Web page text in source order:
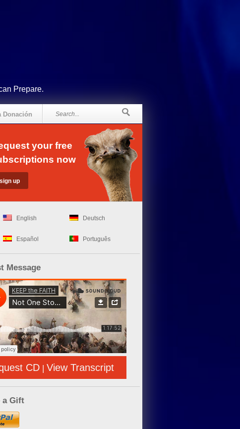
Prepare.
Donación
your free
now
English Deutsch
Español Português
Message
CD | View Transcript
a Gift